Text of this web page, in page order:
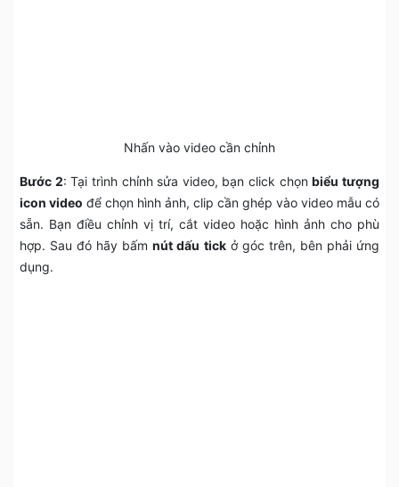
Nhấn vào video cần chỉnh
Bước 2: Tại trình chỉnh sửa video, bạn click chọnbiểu tượng
icon video để chọn hình ảnh, clip cần ghép vào video mẫu có
sẵn. Bạn điều chỉnh vị trí, cắt video hoặc hình ảnh cho phù
hợp. Sau đó hãy bấmnút dấu tickở góc trên, bên phải ứng
dụng.